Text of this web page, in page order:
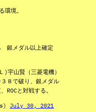
環境。
銀メダル以上確定
)宇山賢（三菱電機）
８で破り、銀メダル
ROCと対戦する。
July 30, 2021